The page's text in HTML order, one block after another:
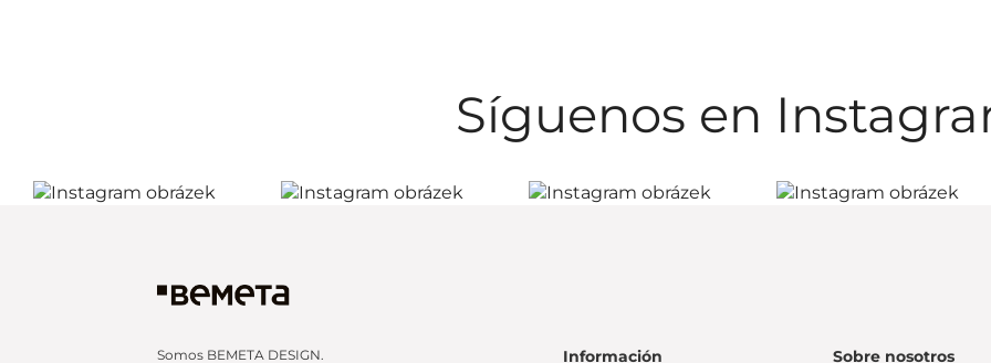
Síguenos en
Somos BEMETA DESIGN. Información Sobre nosotros